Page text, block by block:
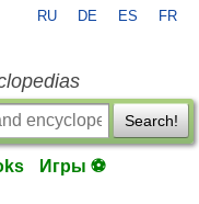
RU DE ES FR
Search!
Игры ⚽